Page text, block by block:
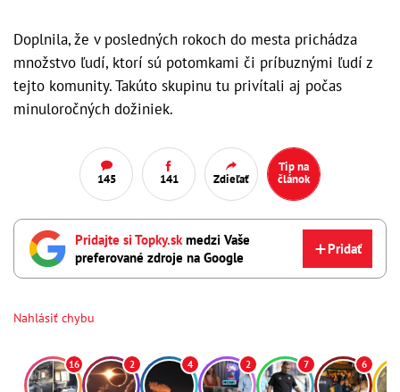
Doplnila, že v posledných rokoch do mesta prichádza
množstvo ľudí, ktorí sú potomkami či príbuznými ľudí z
tejto komunity. Takúto skupinu tu privítali aj počas
minuloročných dožiniek.
145 141 Zdieľať
Tip na
článok
Pridajte si Topky.sk medzi Vaše
preferované zdroje na Google
Pridať
Nahlásiť chybu
16 2 4 2 7 6